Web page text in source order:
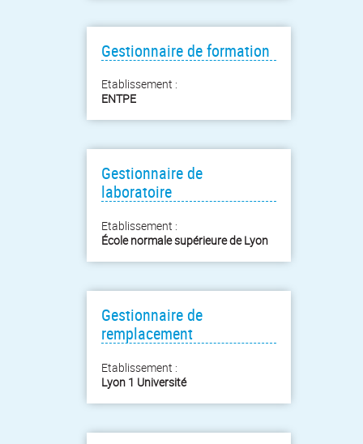
Gestionnaire de formation
Etablissement :
ENTPE
Gestionnaire de
laboratoire
Etablissement :
École normale supérieure de Lyon
Gestionnaire de
remplacement
Etablissement :
Lyon 1 Université